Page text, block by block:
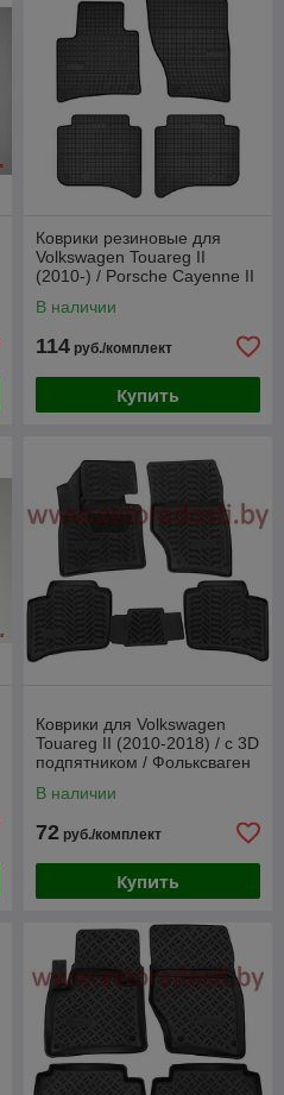
Коврики резиновые для
Volkswagen Touareg II
(2010-) / Porsche Cayenne II
(Frogum)
В наличии
114 руб./комплект
Купить
Коврики для Volkswagen
Touareg II (2010-2018) / c 3D
подпятником / Фольксваген
В наличии
72 руб./комплект
Купить